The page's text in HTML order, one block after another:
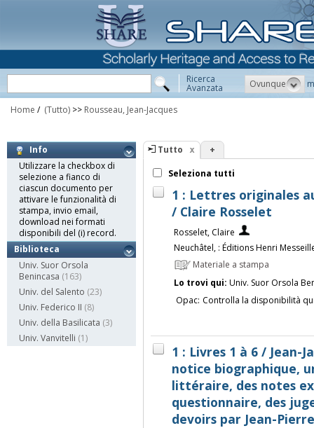
Ricerca
Avanzata Ovunque
Home / (Tutto) >> Rousseau, Jean-Jacques
Info
Utilizzare la checkbox di
selezione a fianco di
ciascun documento per
attivare le funzionalità di
stampa, invio email,
download nei formati
disponibili del (i) record.
Biblioteca
Univ. Suor Orsola
Benincasa (163)
Univ. del Salento (23)
Univ. Federico II (8)
Univ. della Basilicata (3)
Univ. Vanvitelli (1)
Tutto +
Seleziona tutti
1 : Lettres originales
/ Claire Rosselet
Rosselet, Claire
Neuchâtel, : Éditions Henri
Materiale a stampa
Lo trovi qui: Univ. Suor Orsola
Opac: Controlla la disponibilità
1 : Livres 1 à 6 / Jean-
notice biographique,
littéraire, des notes
questionnaire, des
devoirs par Jean-